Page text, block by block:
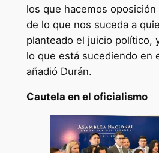
los que hacemos
de lo que nos suceda a
planteado el juicio político,
lo que está sucediendo en
añadió Durán.
Cautela en el oficialismo